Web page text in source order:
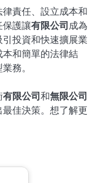
律責任、設立成本和
護讓有限公司 成為
投資和快速擴展業
本和簡單的法律結
務。
有限公司 和無限公司
佳決策。想了解更